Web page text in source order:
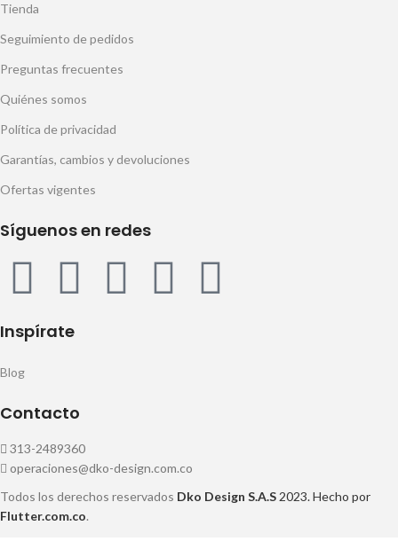
Tienda
Seguimiento de pedidos
Preguntas frecuentes
Quiénes somos
Política de privacidad
Garantías, cambios y devoluciones
Ofertas vigentes
Síguenos en redes
Inspírate
Blog
Contacto
313-2489360
operaciones@dko-design.com.co
Todos los derechos reservados Dko Design S.A.S 2023. Hecho por
Flutter.com.co.